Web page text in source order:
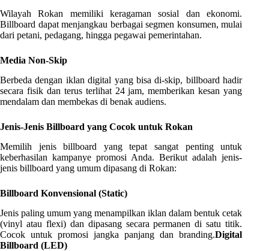
Wilayah Rokan memiliki keragaman sosial dan ekonomi.
Billboard dapat menjangkau berbagai segmen konsumen, mulai
dari petani, pedagang, hingga pegawai pemerintahan.
Media Non-Skip
Berbeda dengan iklan digital yang bisa di-skip, billboard hadir
secara fisik dan terus terlihat 24 jam, memberikan kesan yang
mendalam dan membekas di benak audiens.
Jenis-Jenis Billboard yang Cocok untuk Rokan
Memilih jenis billboard yang tepat sangat penting untuk
keberhasilan kampanye promosi Anda. Berikut adalah jenis-
jenis billboard yang umum dipasang di Rokan:
Billboard Konvensional (Static)
Jenis paling umum yang menampilkan iklan dalam bentuk cetak
(vinyl atau flexi) dan dipasang secara permanen di satu titik.
Cocok untuk promosi jangka panjang dan branding.Digital
Billboard (LED)